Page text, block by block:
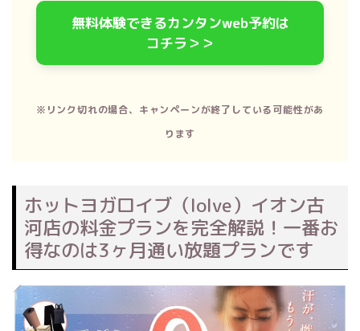
無料体験できるカンタンweb予約は
コチラ＞＞
※リンク切れの場合、キャンペーンが終了している可能性があ
ります
ホットヨガロイブ（loIve）イオン古
河店の料金プランを完全解説！一番お
得なのは3ヶ月通い放題プランです